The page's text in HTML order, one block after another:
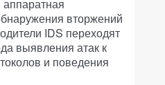
вторжений
IDS переходят
выявления атак к
и поведения